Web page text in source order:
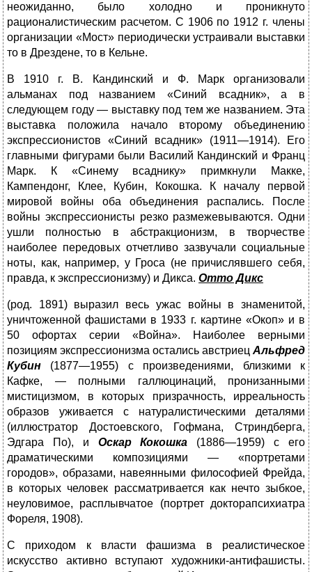
неожиданно, было холодно и проникнуто
рационалистическим расчетом. С 1906 по 1912 г. члены
организации «Мост» периодически устраивали выставки
то в Дрездене, то в Кельне.
В 1910 г. В. Кандинский и Ф. Марк организовали
альманах под названием «Синий всадник», а в
следующем году — выставку под тем же названием. Эта
выставка положила начало второму объединению
экспрессионистов «Синий всадник» (1911—1914). Его
главными фигурами были Василий Кандинский и Франц
Марк. К «Синему всаднику» примкнули Макке,
Кампендонг, Клее, Кубин, Кокошка. К началу первой
мировой войны оба объединения распались. После
войны экспрессионисты резко размежевываются. Одни
ушли полностью в абстракционизм, в творчестве
наиболее передовых отчетливо зазвучали социальные
ноты, как, например, у Гроса (не причислявшего себя,
правда, к экспрессионизму) и Дикса. Отто Дикс
(род. 1891) выразил весь ужас войны в знаменитой,
уничтоженной фашистами в 1933 г. картине «Окоп» и в
50 офортах серии «Война». Наиболее верными
позициям экс­прессионизма остались австриец Альфред
Кубин (1877—1955) с произведениями, близкими к
Кафке, — полными галлюцинаций, пронизанными
мистицизмом, в которых призрачность, ирреальность
образов уживается с натуралистическими деталями
(иллюстратор Достоевского, Гофмана, Стриндберга,
Эдгара По), и Оскар Кокошка (1886—1959) с его
драматическими композициями — «портретами
городов», образами, навеянными философией Фрейда,
в которых человек рассматривается как нечто зыбкое,
неуловимое, расплывчатое (портрет докторапсихиатра
Фореля, 1908).
С приходом к власти фашизма в реалистическое
искусство активно вступают художники-антифашисты.